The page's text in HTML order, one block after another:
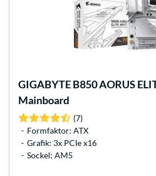
GIGABYTEB850 AORUS
Mainboard
(7)
Formfaktor: ATX
Grafik: 3x PCIe x16
Sockel: AM5